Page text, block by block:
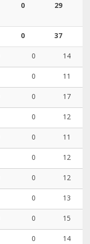
0 29
0
37
0
14
0
11
0
17
0
12
0
11
0
12
0
12
0
13
0
15
0
14